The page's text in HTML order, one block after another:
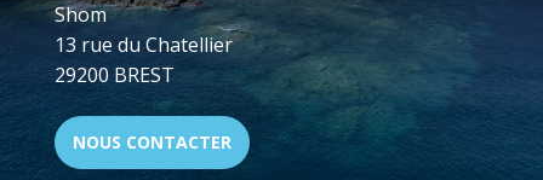
Shom
13 rue du Chatellier
29200 BREST
NOUS CONTACTER